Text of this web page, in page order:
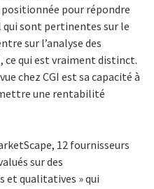
positionnée pour répondre
qui sont pertinentes sur le
sur l’analyse des
ce qui est vraiment distinct.
chez CGI est sa capacité à
une rentabilité
12 fournisseurs
sur des
et qualitatives » qui